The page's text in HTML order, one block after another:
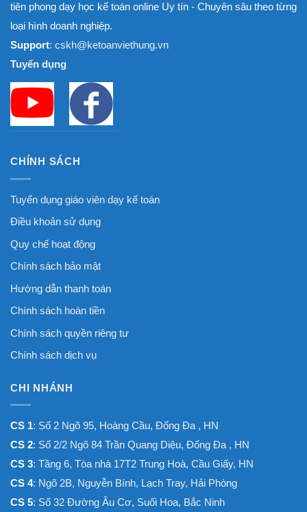
tiên phong dạy học kế toán online Uy tín - Chuyên sâu theo từng
loại hình doanh nghiệp.
Support: cskh@ketoanviethung.vn
Tuyển dụng
CHÍNH SÁCH
Tuyển dụng giáo viên dạy kế toán
Điều khoản sử dụng
Quy chế hoạt động
Chính sách bảo mật
Hướng dẫn thanh toán
Chính sách hoàn tiền
Chính sách quyền riêng tư
Chính sách dịch vụ
CHI NHÁNH
CS 1: Số 2 Ngõ 95, Hoàng Cầu, Đống Đa , HN
CS 2: Số 2/2 Ngõ 84 Trần Quang Diệu, Đống Đa , HN
CS 3: Tầng 6, Tòa nhà 17T2 Trung Hoà, Cầu Giấy, HN
CS 4: Ngõ 2B, Nguyễn Bính, Lạch Tray, Hải Phòng
CS 5: Số 32 Đường Âu Cơ, Suối Hoa, Bắc Ninh